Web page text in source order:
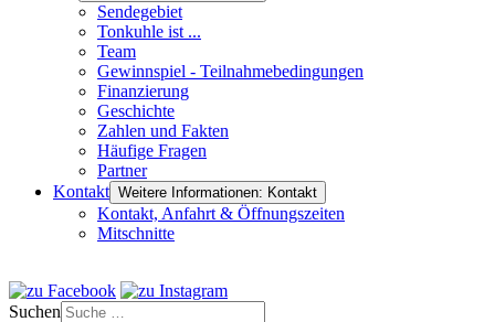
Sendegebiet
Tonkuhle ist ...
Team
Gewinnspiel - Teilnahmebedingungen
Finanzierung
Geschichte
Zahlen und Fakten
Häufige Fragen
Partner
Kontakt Weitere Informationen: Kontakt
Kontakt, Anfahrt & Öffnungszeiten
Mitschnitte
Suchen